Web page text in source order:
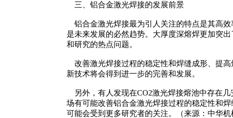
三、铝合金激光焊接的发展前景
铝合金激光焊接最为引人关注的特点是其高
是未来发展的必然趋势。大厚度深熔焊更加突
和研究的热点问题。
改善激光焊接过程的稳定性和焊缝成形、提
新技术将会得到进一步的完善和发展。
另外，有人发现在CO2激光焊接熔池中存在
场有可能改善铝合金激光焊接过程的稳定性和
可能会受到更多研究者的关注。（来源：中华机